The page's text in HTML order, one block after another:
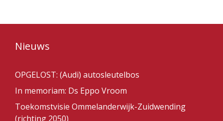
Nieuws
OPGELOST: (Audi) autosleutelbos
In memoriam: Ds Eppo Vroom
Toekomstvisie Ommelanderwijk-Zuidwending
(richting 2050)